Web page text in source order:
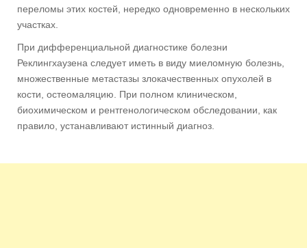
переломы этих костей, нередко одновременно в нескольких
участках.
При дифференциальной диагностике болезни
Реклингхаузена следует иметь в виду миеломную болезнь,
множественные метастазы злокачественных опухолей в
кости, остеомаляцию. При полном клиническом,
биохимическом и рентгенологическом обследовании, как
правило, устанавливают истинный диагноз.